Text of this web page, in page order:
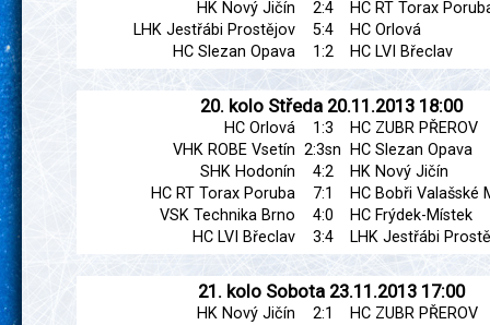
HK Nový Jičín
2:4
HC RT Torax
LHK Jestřábi Prostějov
5:4
HC Orlová
HC Slezan Opava
1:2 HC LVI Břeclav
20. kolo Středa 20.11.2013 18:00
HC Orlová 1:3
HC ZUBR PŘEROV
VHK ROBE Vsetín 2:3sn
HC Slezan Opava
SHK Hodonín
4:2
HK Nový Jičín
HC RT Torax Poruba
7:1
HC Bobři Valašské
VSK Technika Brno
4:0
HC Frýdek-Místek
HC LVI Břeclav
3:4 LHK Jestřábi
21. kolo Sobota 23.11.2013 17:00
HK Nový Jičín 2:1
HC ZUBR PŘEROV